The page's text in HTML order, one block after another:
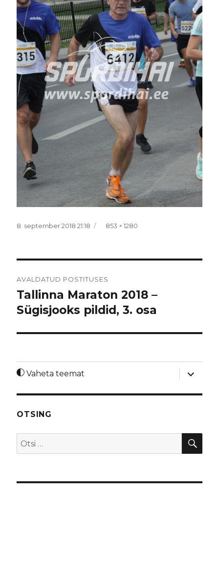
Postitatud
8. september 2018 21:18 Täissuurus
853 × 1280
AVALDATUD POSTITUSES
Tallinna Maraton 2018 –
Sügisjooks pildid, 3. osa
Vaheta teemat
laienda
OTSING
Otsi: